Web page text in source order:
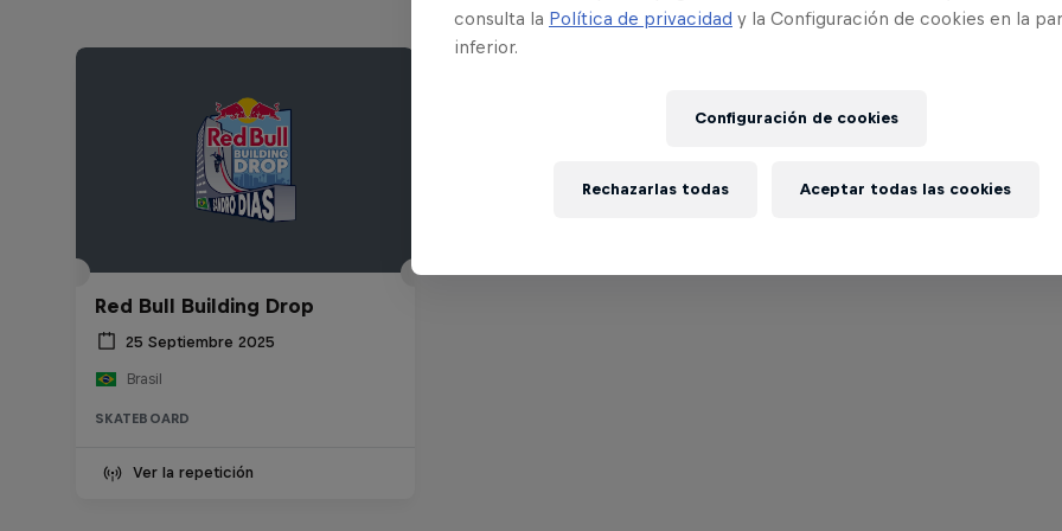
Red Bull Building Drop
25 Septiembre 2025
Brasil
SKATEBOARD
Ver la repetición
consulta la Política de privacidad y la Configuración de cookies en la
inferior.
Configuración de cookies
Rechazarlas todas Aceptar todas las cookies